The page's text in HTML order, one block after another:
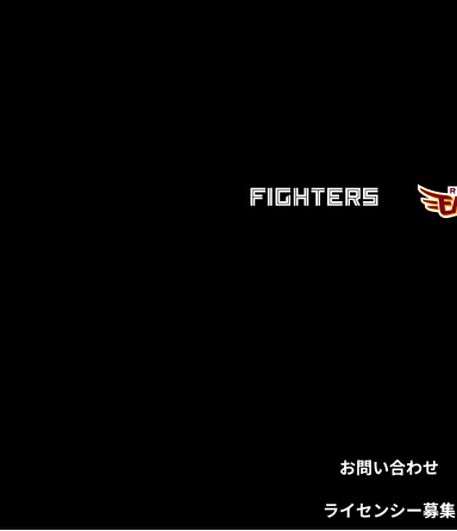
お問い合わせ
ライセンシー募集